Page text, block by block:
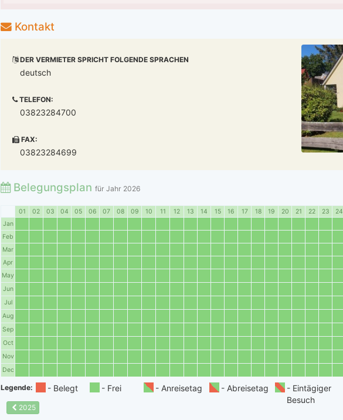
Kontakt
DER VERMIETER SPRICHT FOLGENDE SPRACHEN
deutsch
TELEFON:
03823284700
FAX:
03823284699
Belegungsplan für Jahr 2026
01 02 03 04 05 06 07 08 09 10 11 12 13 14 15 16 17 18 19 20 21 22 23 24
Jan
Feb
Mar
Apr
May
Jun
Jul
Aug
Sep
Oct
Nov
Dec
Legende:
2025